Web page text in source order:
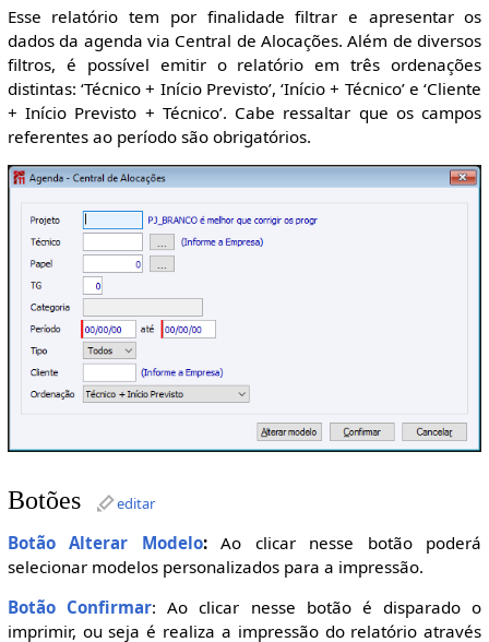
Esse relatório tem por finalidade filtrar e apresentar os
dados da agenda via Central de Alocações. Além de diversos
filtros, é possível emitir o relatório em três ordenações
distintas: ‘Técnico + Início Previsto’, ‘Início + Técnico’ e ‘Cliente
+ Início Previsto + Técnico’. Cabe ressaltar que os campos
referentes ao período são obrigatórios.
Botões editar
Botão Alterar Modelo:Ao clicar nesse botão poderá
selecionar modelos personalizados para a impressão.
Botão Confirmar: Ao clicar nesse botão é disparado o
imprimir, ou seja é realiza a impressão do relatório através